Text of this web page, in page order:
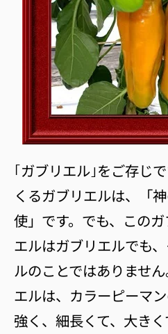
｢ガブリエル｣をご存じ
くるガブリエルは、「
使」です。でも、この
エルはガブリエルでも
ルのことではありませ
エルは、カラーピーマ
強く、細長くて、大きく